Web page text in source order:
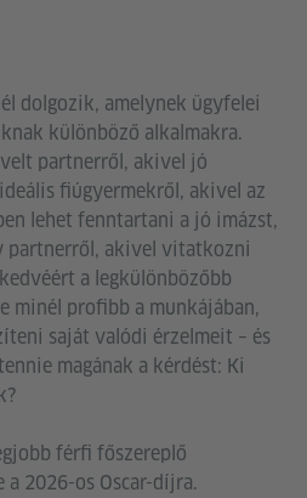
dolgozik, amelynek ügyfelei
különböző alkalmakra.
partnerről, akivel jó
fiúgyermekről, akivel az
lehet fenntartani a jó imázst,
partnerről, akivel vitatkozni
a legkülönbözőbb
minél profibb a munkájában,
saját valódi érzelmeit – és
magának a kérdést: Ki
férfi főszereplő
2026-os Oscar-díjra.